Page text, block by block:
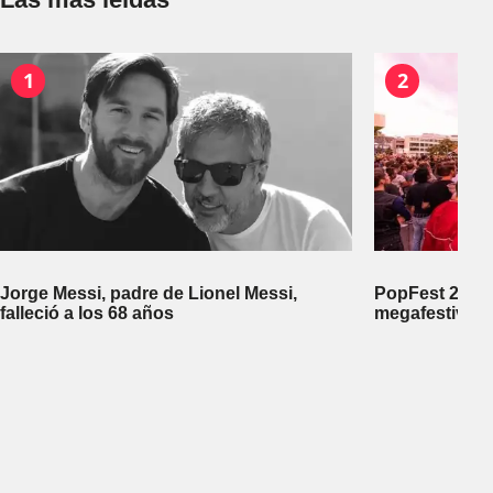
1
Jorge Messi, padre de Lionel Messi,
falleció a los 68 años
2
PopFest
megafestival